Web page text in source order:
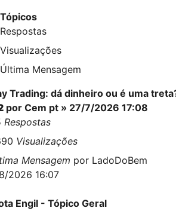
Tópicos
Respostas
Visualizações
Última Mensagem
Trading: dá dinheiro ou é uma
por Cem pt » 27/7/2026 17:08
Respostas
Visualizações
Mensagem por LadoDoBem
2026 16:07
Engil - Tópico Geral